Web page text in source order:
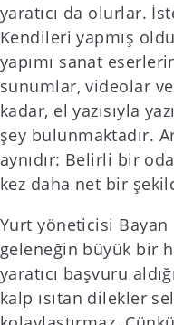
yaratıcı da olurlar.
Kendileri yapmış
yapımı sanat
sunumlar, videolar
kadar, el yazısıyla
şey bulunmaktadır.
aynıdır: Belirli bir
kez daha net bir
Yurt yöneticisi
geleneğin büyük bir
yaratıcı başvuru
kalp ısıtan dilekler